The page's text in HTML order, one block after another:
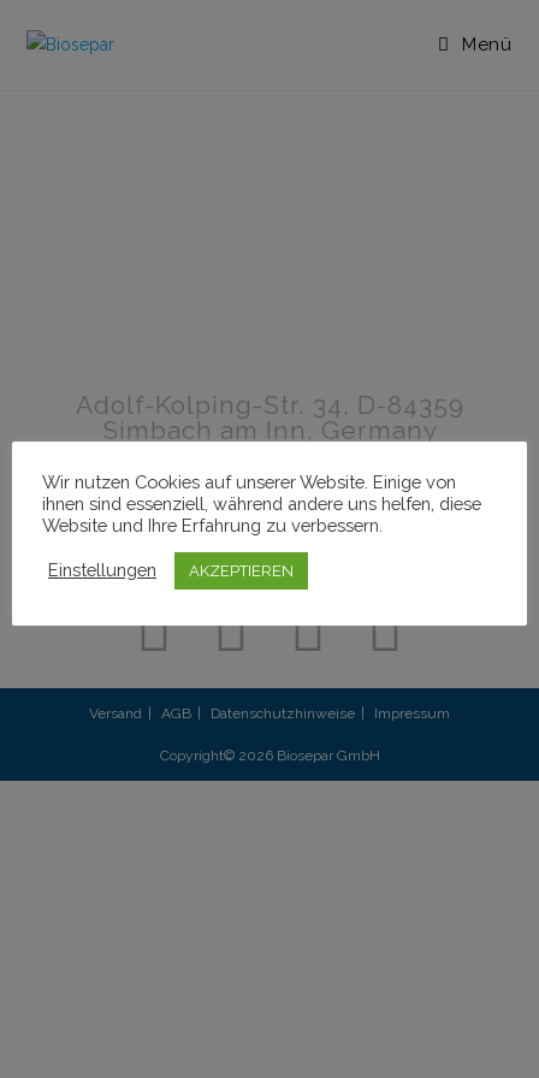
Menü
Adolf-Kolping-Str. 34, D-84359
Simbach am Inn, Germany
+49 (0)8571 602 8997
+49 (0)8571 602 8999
info@biosepar.de
Versand AGB Datenschutzhinweise Impressum
Copyright© 2026 Biosepar GmbH
Wir nutzen Cookies auf unserer Website. Einige von
ihnen sind essenziell, während andere uns helfen, diese
Website und Ihre Erfahrung zu verbessern.
Einstellungen AKZEPTIEREN